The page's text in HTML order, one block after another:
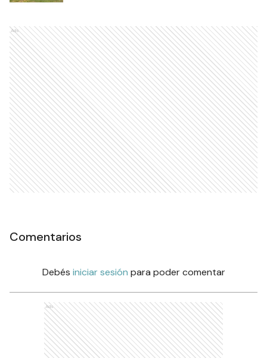
Ads
Comentarios
Debés iniciar sesión para poder comentar
Ads